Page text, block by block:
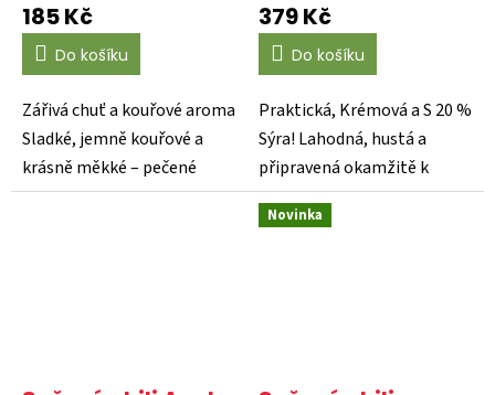
185 Kč
Do košíku
Zářivá chuť a kouřové aroma
Sladké, jemně kouřové a
krásně měkké – pečené
červené papriky Del...
379 Kč
Do košíku
Praktická, Krémová a S 20 %
Sýra! Lahodná, hustá a
připravená okamžitě k
použití – tato sýrová...
Novinka